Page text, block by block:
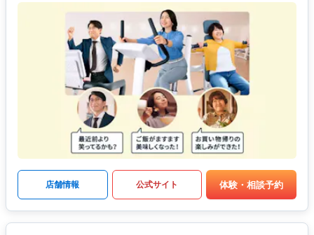
店舗情報 公式サイト 体験・相談予約